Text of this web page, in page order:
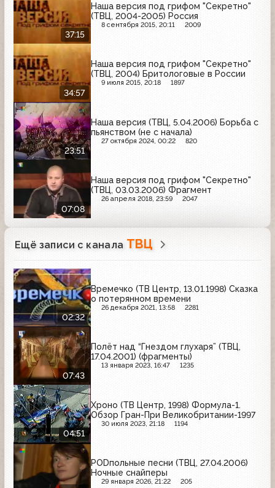
37:15
Наша версия под грифом "Секретно"
(ТВЦ, 2004-2005) Россия
8 сентября 2015, 20:11 2009
34:57
Наша версия под грифом "Секретно"
(ТВЦ, 2004) Бритологовые в России
9 июля 2015, 20:18 1897
23:51
Наша версия (ТВЦ, 5.04.2006) Борьба с
пьянством (не с начала)
27 октября 2024, 00:22 820
07:08
Наша версия под грифом "Секретно"
(ТВЦ, 03.03.2006) Фрагмент
26 апреля 2018, 23:59 2047
Ещё записи с канала ТВЦ
02:32
Времечко (ТВ Центр, 13.01.1998) Сказка
о потерянном времени
26 декабря 2021, 13:58 2281
07:43
Полёт над “Гнездом глухаря” (ТВЦ,
17.04.2001) (фрагменты)
13 января 2023, 16:47 1235
04:51
Хроно (ТВ Центр, 1998) Формула-1.
Обзор Гран-При Великобритании-1997
30 июля 2023, 21:18 1194
PODпольные песни (ТВЦ, 27.04.2006)
Ночные снайперы
29 января 2026, 21:22 205